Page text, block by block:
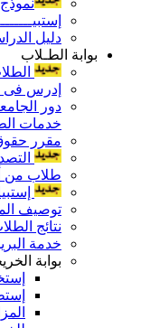
دليل
بوابة الطـلاب
إدرس فى
دور
خدمات
مقرر
طلاب من
توصيف
نتائج
خدمة
بوابة